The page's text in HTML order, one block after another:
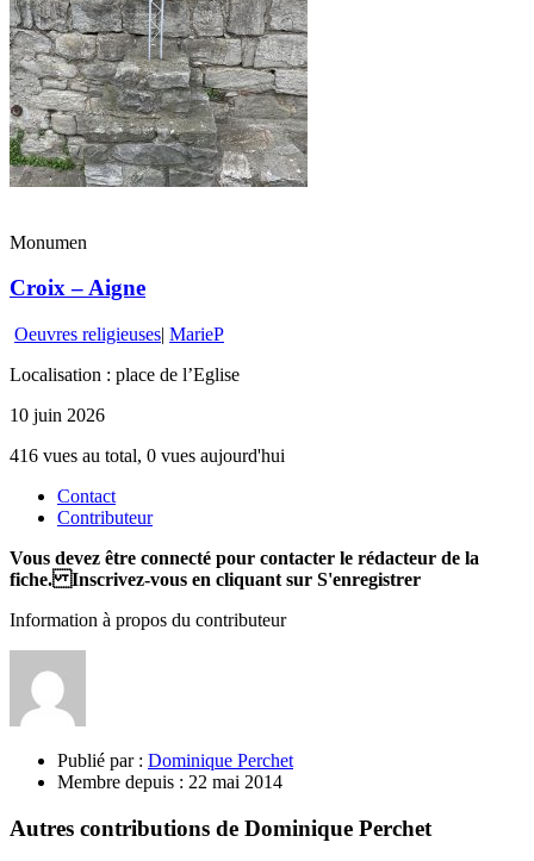
Monumen
Croix – Aigne
Oeuvres religieuses| MarieP
Localisation : place de l’Eglise
10 juin 2026
416 vues au total, 0 vues aujourd'hui
Contact
Contributeur
Vous devez être connecté pour contacter le rédacteur de la
fiche. Inscrivez-vous en cliquant sur S'enregistrer
Information à propos du contributeur
Publié par : Dominique Perchet
Membre depuis : 22 mai 2014
Autres contributions de Dominique Perchet